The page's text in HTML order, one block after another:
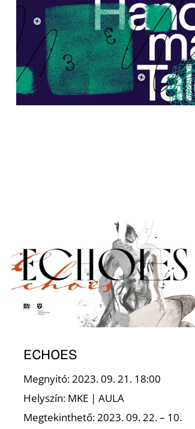
ECHOES
Megnyitó: 2023. 09. 21. 18:00
Helyszín: MKE | AULA
Megtekinthető: 2023. 09. 22. – 10.